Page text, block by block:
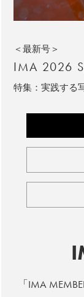
＜最新号＞
IMA 2026
特集：実践する
「IMA